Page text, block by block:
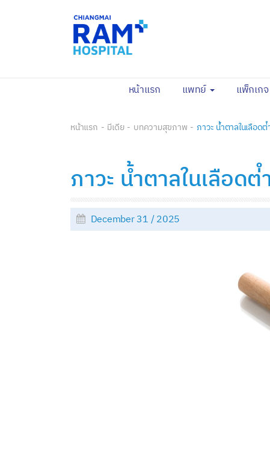
หน้าแรก (current)
แพทย์ แพ็กเกจ
หน้าแรก มีเดีย บทความสุขภาพ ภาวะ น้ำตาลในเลือดต่ํ
ภาวะ น้ำตาลในเลือดต่ํ
December 31 / 2025